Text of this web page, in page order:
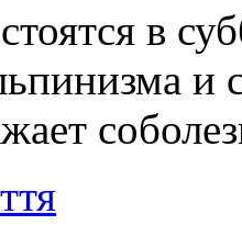
в
и